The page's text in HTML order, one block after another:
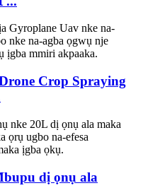
Crop Spraying
dị ọnụ ala